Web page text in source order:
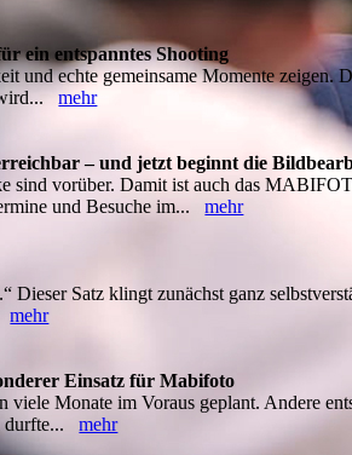
ein entspanntes Shooting
und echte gemeinsame Momente
wird...mehr
– und jetzt beginnt die
sind vorüber. Damit ist auch das
und Besuche im...mehr
Dieser Satz klingt zunächst ganz
mehr
Einsatz für Mabifoto
viele Monate im Voraus geplant. Andere
durfte...mehr